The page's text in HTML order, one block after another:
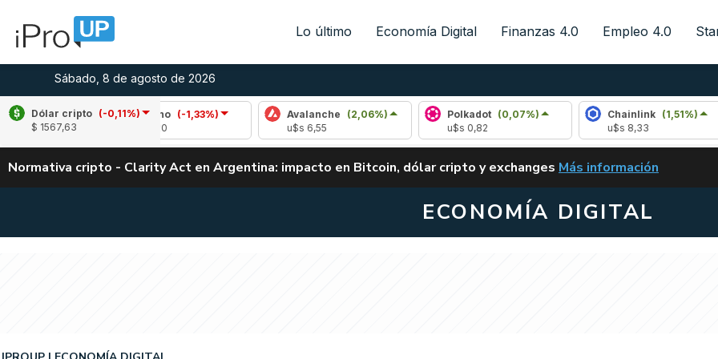
Lo último Economía Digital Finanzas 4.0 Empleo 4.0
Sábado, 8 de agosto de 2026
Dólar cripto (-0,11%)
$ 1567,63
Cardano (-1,33%)
u$s 0,20
Avalanche
(2,06%)
Polkadot (0,07%)
Chainlink
(1,51%)
Normativa cripto - Clarity Act en Argentina: impacto en Bitcoin, dólar cripto y exchanges CLARITY ACT EN
Más información
ECONOMÍA DIGITAL